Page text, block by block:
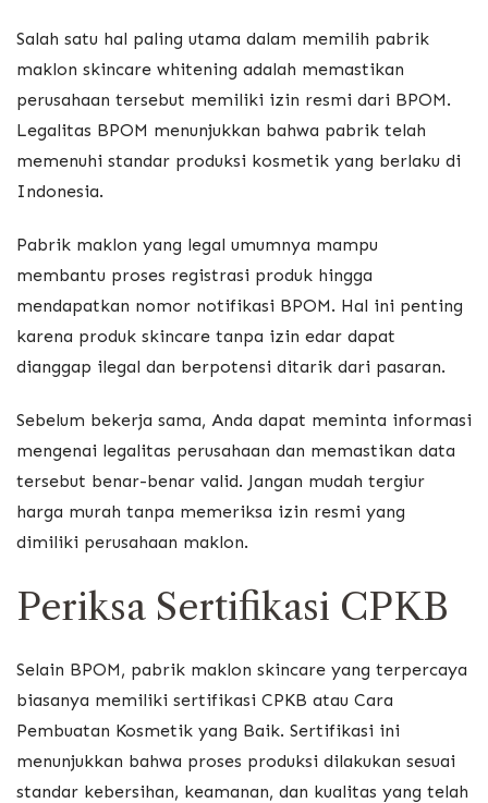
Salah satu hal paling utama dalam memilih pabrik
maklon skincare whitening adalah memastikan
perusahaan tersebut memiliki izin resmi dari BPOM.
Legalitas BPOM menunjukkan bahwa pabrik telah
memenuhi standar produksi kosmetik yang berlaku di
Indonesia.
Pabrik maklon yang legal umumnya mampu
membantu proses registrasi produk hingga
mendapatkan nomor notifikasi BPOM. Hal ini penting
karena produk skincare tanpa izin edar dapat
dianggap ilegal dan berpotensi ditarik dari pasaran.
Sebelum bekerja sama, Anda dapat meminta informasi
mengenai legalitas perusahaan dan memastikan data
tersebut benar-benar valid. Jangan mudah tergiur
harga murah tanpa memeriksa izin resmi yang
dimiliki perusahaan maklon.
Periksa Sertifikasi CPKB
Selain BPOM, pabrik maklon skincare yang terpercaya
biasanya memiliki sertifikasi CPKB atau Cara
Pembuatan Kosmetik yang Baik. Sertifikasi ini
menunjukkan bahwa proses produksi dilakukan sesuai
standar kebersihan, keamanan, dan kualitas yang telah